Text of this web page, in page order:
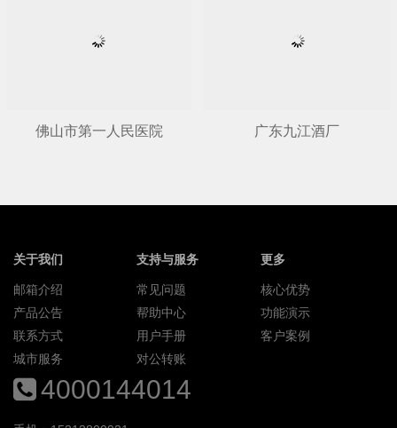
佛山市第一人民医院 广东九江酒厂
关于我们
邮箱介绍
产品公告
联系方式
城市服务
支持与服务
常见问题
帮助中心
用户手册
对公转账
更多
核心优势
功能演示
客户案例
4000144014